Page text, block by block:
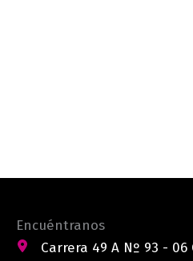
Encuéntranos
Carrera 49 A Nº 93 -